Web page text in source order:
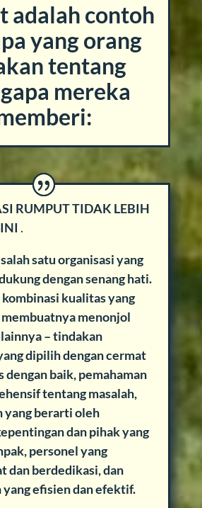
adalah contoh
yang orang
tentang
mereka
RUMPUT TIDAK LEBIH
.
satu organisasi yang
dengan senang hati.
kualitas yang
membuatnya menonjol
– tindakan
dipilih dengan cermat
dengan baik, pemahaman
tentang masalah,
berarti oleh
dan pihak yang
personel yang
dan berdedikasi, dan
yang efisien dan efektif.